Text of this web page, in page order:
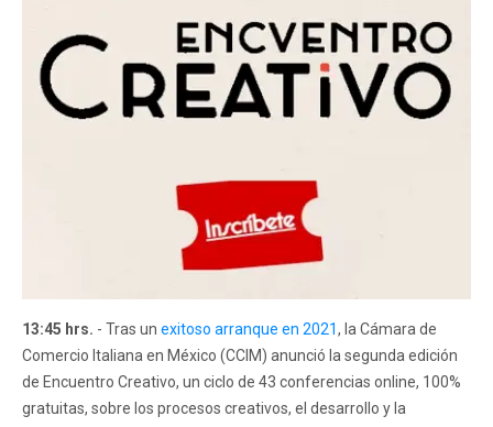
13:45 hrs. - Tras un exitoso arranque en 2021, la Cámara de
Comercio Italiana en México (CCIM) anunció la segunda edición
de Encuentro Creativo, un ciclo de 43 conferencias online, 100%
gratuitas, sobre los procesos creativos, el desarrollo y la